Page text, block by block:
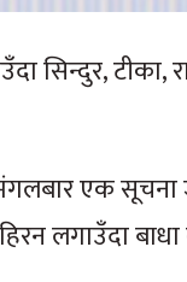
सिन्दुर,
एक सूचना
लगाउँदा बाधा